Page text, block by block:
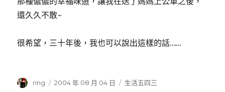
還久久不散~
很希望，三十年後，我也可以說出這樣的話……
作
ring
發
2004 年 08 月 04 日
分
生活五四三